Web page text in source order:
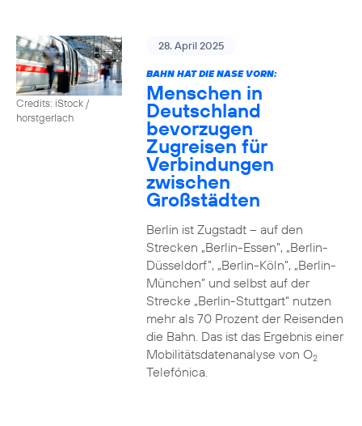
Credits: iStock /
horstgerlach
28. April 2025
BAHN HAT DIE NASE VORN:
Menschen in
Deutschland
bevorzugen
Zugreisen für
Verbindungen
zwischen
Großstädten
Berlin ist Zugstadt – auf den
Strecken „Berlin-Essen”, „Berlin-
Düsseldorf”, „Berlin-Köln”, „Berlin-
München” und selbst auf der
Strecke „Berlin-Stuttgart“ nutzen
mehr als 70 Prozent der Reisenden
die Bahn. Das ist das Ergebnis einer
Mobilitätsdatenanalyse von O2
Telefónica.